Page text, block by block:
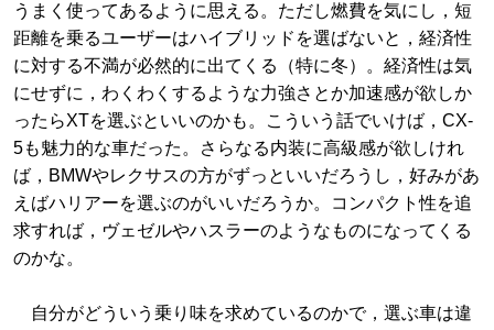
うまく使ってあるように思える。ただし燃費を気にし，短
距離を乗るユーザーはハイブリッドを選ばないと，経済性
に対する不満が必然的に出てくる（特に冬）。経済性は気
にせずに，わくわくするような力強さとか加速感が欲しか
ったらXTを選ぶといいのかも。こういう話でいけば，CX-
5も魅力的な車だった。さらなる内装に高級感が欲しけれ
ば，BMWやレクサスの方がずっといいだろうし，好みがあ
えばハリアーを選ぶのがいいだろうか。コンパクト性を追
求すれば，ヴェゼルやハスラーのようなものになってくる
のかな。
自分がどういう乗り味を求めているのかで，選ぶ車は違